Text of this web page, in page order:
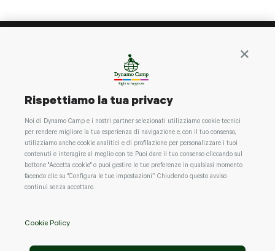
Rispettiamo la tua privacy
Noi di Dynamo Camp e i nostri partner selezionati utilizziamo cookie tecnici
per rendere migliore la tua esperienza di navigazione e, con il tuo consenso,
utilizziamo anche cookie analitici e di profilazione per personalizzare i tuoi
contenuti e interagire al meglio con te. Puoi dare il tuo consenso cliccando sul
bottone "Accetta cookie" o puoi gestire le tue preferenze in qualsiasi momento
facendo clic su "Configura le tue impostazioni”. Chiudendo questo avviso
continui senza accettare.
Cookie Policy
CONTATTACI